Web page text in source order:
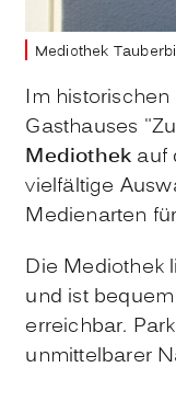
Mediothek
Im
Gasthauses
Mediothek auf
vielfältige
Medienarten
Die Mediothek
und ist
erreichbar.
unmittelbarer